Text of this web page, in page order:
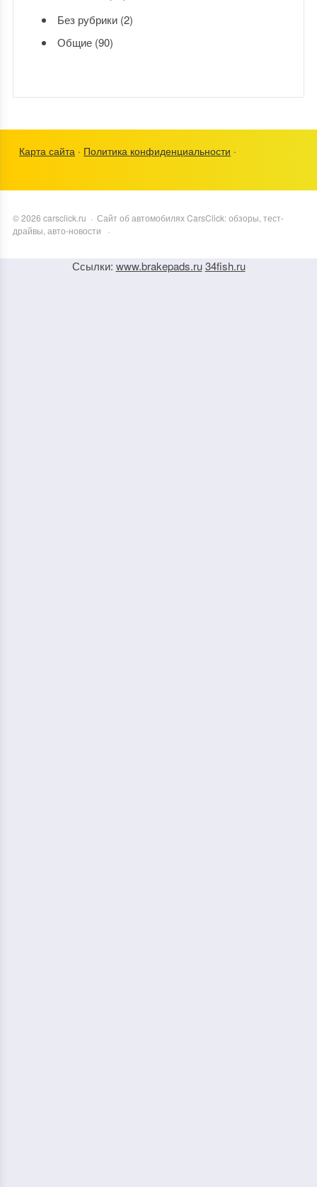
Без рубрики(2)
Общие(90)
Карта сайта · Политика конфиденциальности ·
©2026 carsclick.ru · Сайт об автомобилях CarsClick: обзоры, тест-
драйвы, авто-новости
·
Ссылки: www.brakepads.ru 34fish.ru